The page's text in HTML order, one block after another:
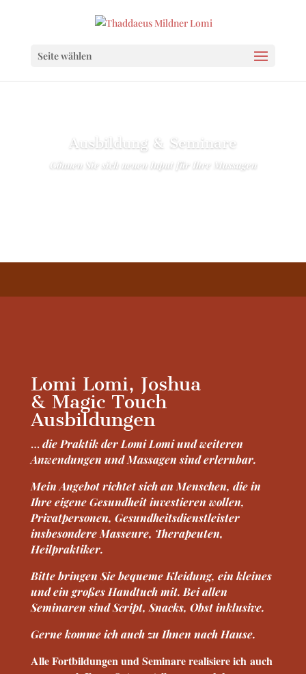
Seite wählen
Ausbildung & Seminare
Gönnen Sie sich neuen Input für Ihre Massagen
Lomi Lomi, Joshua
& Magic Touch
Ausbildungen
… die Praktik der Lomi Lomi und weiteren
Anwendungen und Massagen sind erlernbar.
Mein Angebot richtet sich an Menschen, die in
Ihre eigene Gesundheit investieren wollen,
Privatpersonen, Gesundheitsdienstleister
insbesondere Masseure, Therapeuten,
Heilpraktiker.
Bitte bringen Sie bequeme Kleidung, ein kleines
und ein großes Handtuch mit. Bei allen
Seminaren sind Script, Snacks, Obst inklusive.
Gerne komme ich auch zu Ihnen nach Hause.
Alle Fortbildungen und Seminare realisiere ich auch